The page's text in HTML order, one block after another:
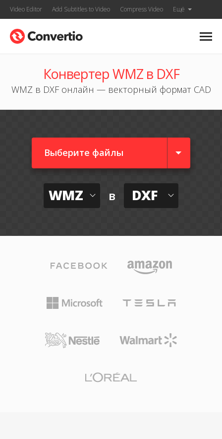
Video Editor Add Subtitles to Video Compress Video Ещё
Конвертер WMZ в DXF
WMZ в DXF онлайн — векторный формат CAD
Выберите файлы
WMZ в DXF